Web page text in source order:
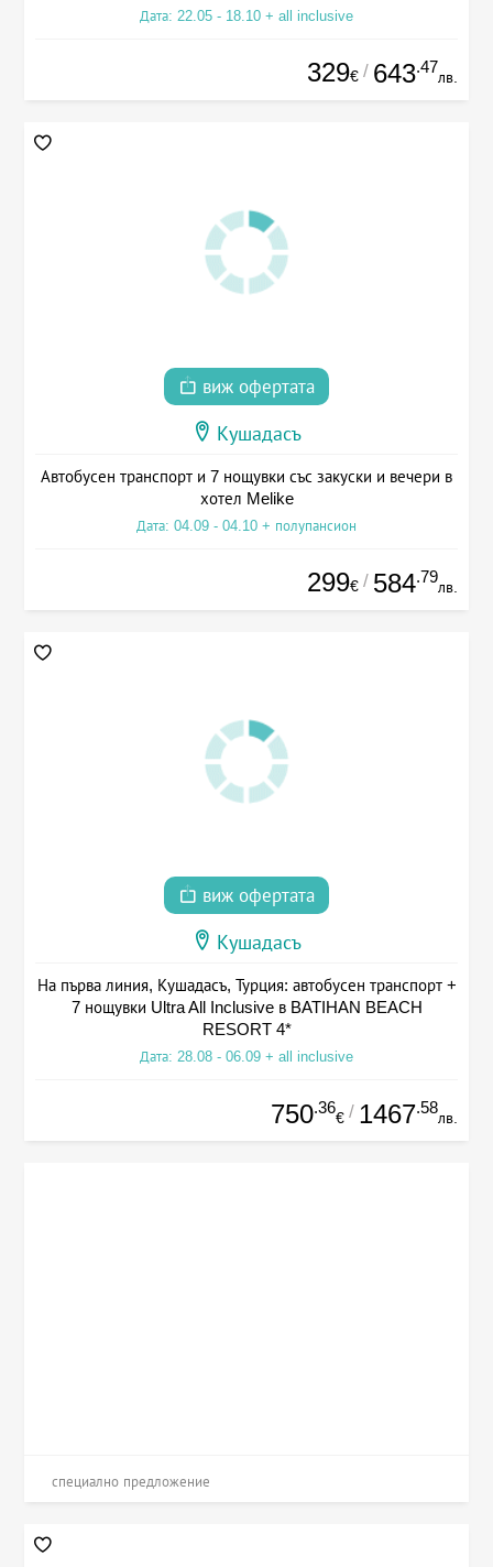
Дата: 22.05 - 18.10 + all inclusive
329€ / 643.47
лв.
виж офертата
Кушадасъ
Автобусен транспорт и 7 нощувки със закуски и вечери в
хотел Melike
Дата: 04.09 - 04.10 + полупансион
299€ / 584.79
лв.
виж офертата
Кушадасъ
На първа линия, Кушадасъ, Турция: автобусен транспорт +
7 нощувки Ultra All Inclusive в BATIHAN BEACH
RESORT 4*
Дата: 28.08 - 06.09 + all inclusive
750.36
€ / 1467.58
лв.
специално предложение